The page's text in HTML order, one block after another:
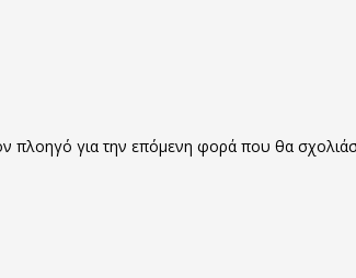
πλοηγό για την επόμενη φορά που θα